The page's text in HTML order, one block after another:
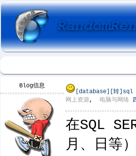
Blog信息
[database]
[转]sql
网上资源, 电脑与网络
在SQL
月、日等